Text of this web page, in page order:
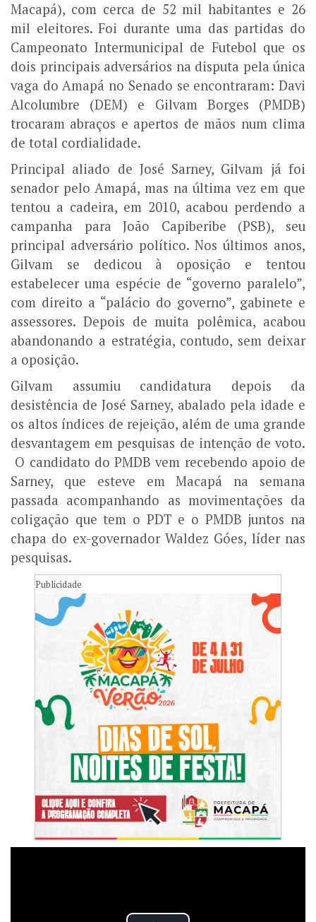
Macapá), com cerca de 52 mil habitantes e 26
mil eleitores. Foi durante uma das partidas do
Campeonato Intermunicipal de Futebol que os
dois principais adversários na disputa pela única
vaga do Amapá no Senado se encontraram: Davi
Alcolumbre (DEM) e Gilvam Borges (PMDB)
trocaram abraços e apertos de mãos num clima
de total cordialidade.
Principal aliado de José Sarney, Gilvam já foi
senador pelo Amapá, mas na última vez em que
tentou a cadeira, em 2010, acabou perdendo a
campanha para João Capiberibe (PSB), seu
principal adversário político. Nos últimos anos,
Gilvam se dedicou à oposição e tentou
estabelecer uma espécie de “governo paralelo”,
com direito a “palácio do governo”, gabinete e
assessores. Depois de muita polêmica, acabou
abandonando a estratégia, contudo, sem deixar
a oposição.
Gilvam assumiu candidatura depois da
desistência de José Sarney, abalado pela idade e
os altos índices de rejeição, além de uma grande
desvantagem em pesquisas de intenção de voto.
O candidato do PMDB vem recebendo apoio de
Sarney, que esteve em Macapá na semana
passada acompanhando as movimentações da
coligação que tem o PDT e o PMDB juntos na
chapa do ex-governador Waldez Góes, líder nas
pesquisas.
Publicidade